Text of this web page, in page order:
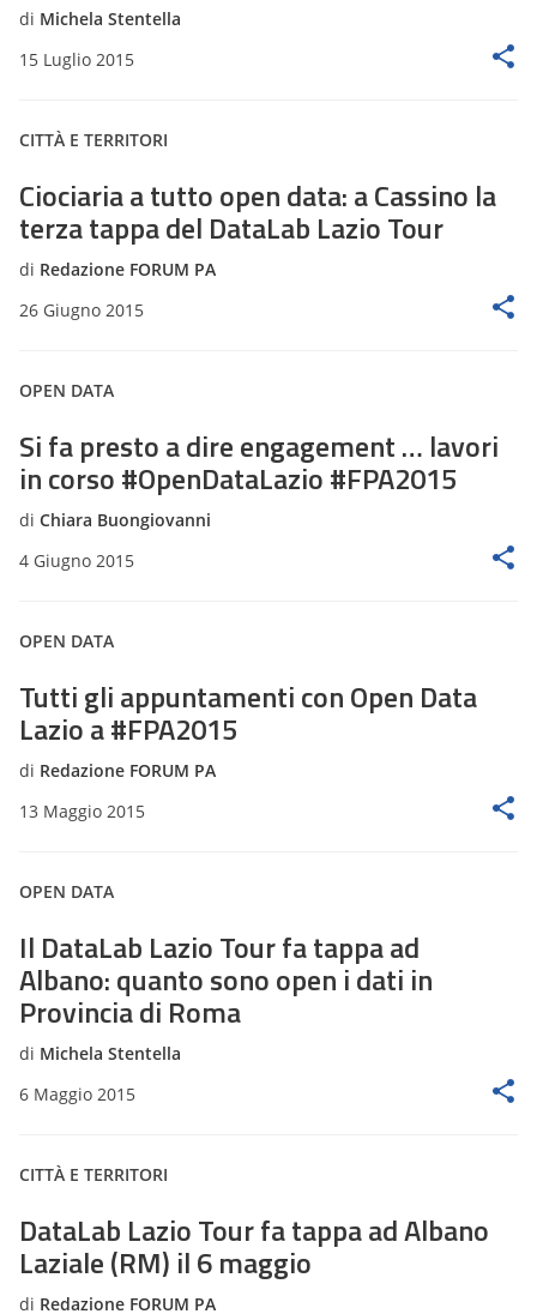
di Michela Stentella
15 Luglio 2015
CITTÀ E TERRITORI
Ciociaria a tutto open data: a Cassino la
terza tappa del DataLab Lazio Tour
di Redazione FORUM PA
26 Giugno 2015
OPEN DATA
Si fa presto a dire engagement … lavori
in corso #OpenDataLazio #FPA2015
di Chiara Buongiovanni
4 Giugno 2015
OPEN DATA
Tutti gli appuntamenti con Open Data
Lazio a #FPA2015
di Redazione FORUM PA
13 Maggio 2015
OPEN DATA
Il DataLab Lazio Tour fa tappa ad
Albano: quanto sono open i dati in
Provincia di Roma
di Michela Stentella
6 Maggio 2015
CITTÀ E TERRITORI
DataLab Lazio Tour fa tappa ad Albano
Laziale (RM) il 6 maggio
di Redazione FORUM PA